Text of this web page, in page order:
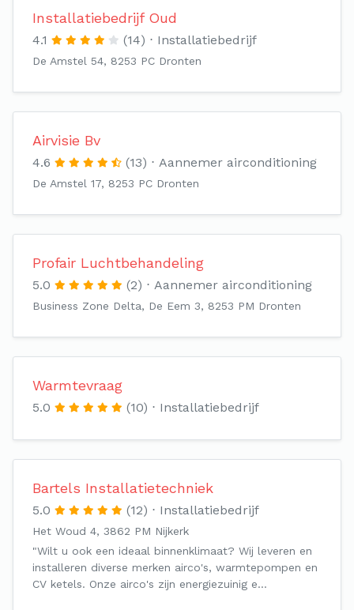
Installatiebedrijf Oud
4.1 (14) Installatiebedrijf
De Amstel 54, 8253 PC Dronten
Airvisie Bv
4.6 (13) Aannemer airconditioning
De Amstel 17, 8253 PC Dronten
Profair Luchtbehandeling
5.0 (2) Aannemer airconditioning
Business Zone Delta, De Eem 3, 8253 PM Dronten
Warmtevraag
5.0 (10) Installatiebedrijf
Bartels Installatietechniek
5.0 (12) Installatiebedrijf
Het Woud 4, 3862 PM Nijkerk
"Wilt u ook een ideaal binnenklimaat? Wij leveren en
installeren diverse merken airco's, warmtepompen en
CV ketels. Onze airco's zijn energiezuinig e…